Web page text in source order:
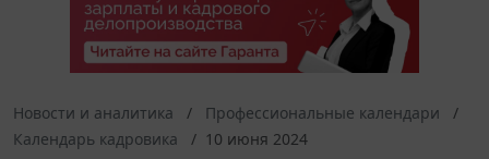
10 июня 2024